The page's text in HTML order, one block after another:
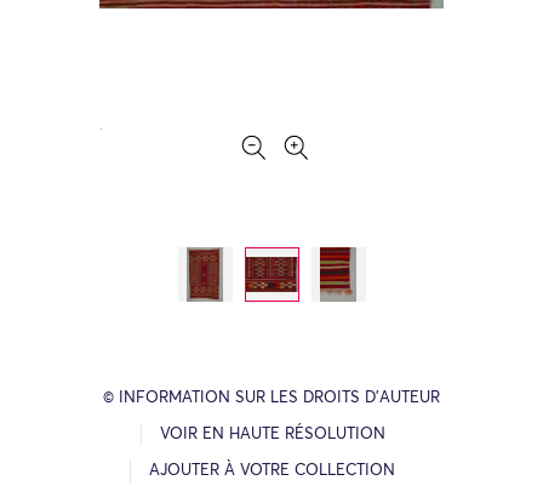
© INFORMATION SUR LES DROITS D’AUTEUR
VOIR EN HAUTE RÉSOLUTION
AJOUTER À VOTRE COLLECTION